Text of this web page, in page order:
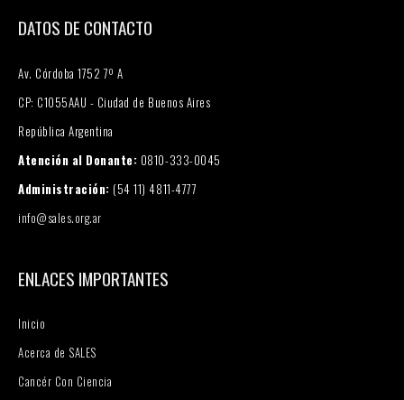
DATOS DE CONTACTO
Av. Córdoba 1752 7º A
CP: C1055AAU - Ciudad de Buenos Aires
República Argentina
Atención al Donante: 0810-333-0045
Administración: (54 11) 4811-4777
info@sales.org.ar
ENLACES IMPORTANTES
Inicio
Acerca de SALES
Cancér Con Ciencia